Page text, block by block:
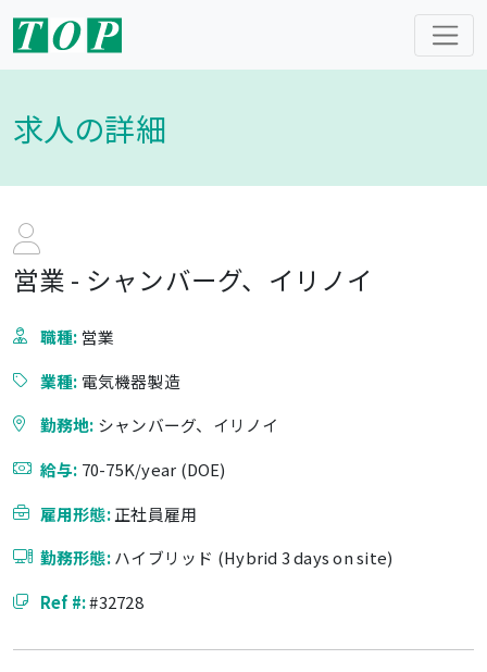
求人の詳細
営業 - シャンバーグ、イリノイ
職種: 営業
業種: 電気機器製造
勤務地: シャンバーグ、イリノイ
給与: 70-75K/year (DOE)
雇用形態:正社員雇用
勤務形態:ハイブリッド (Hybrid 3 days on site)
Ref #:#32728